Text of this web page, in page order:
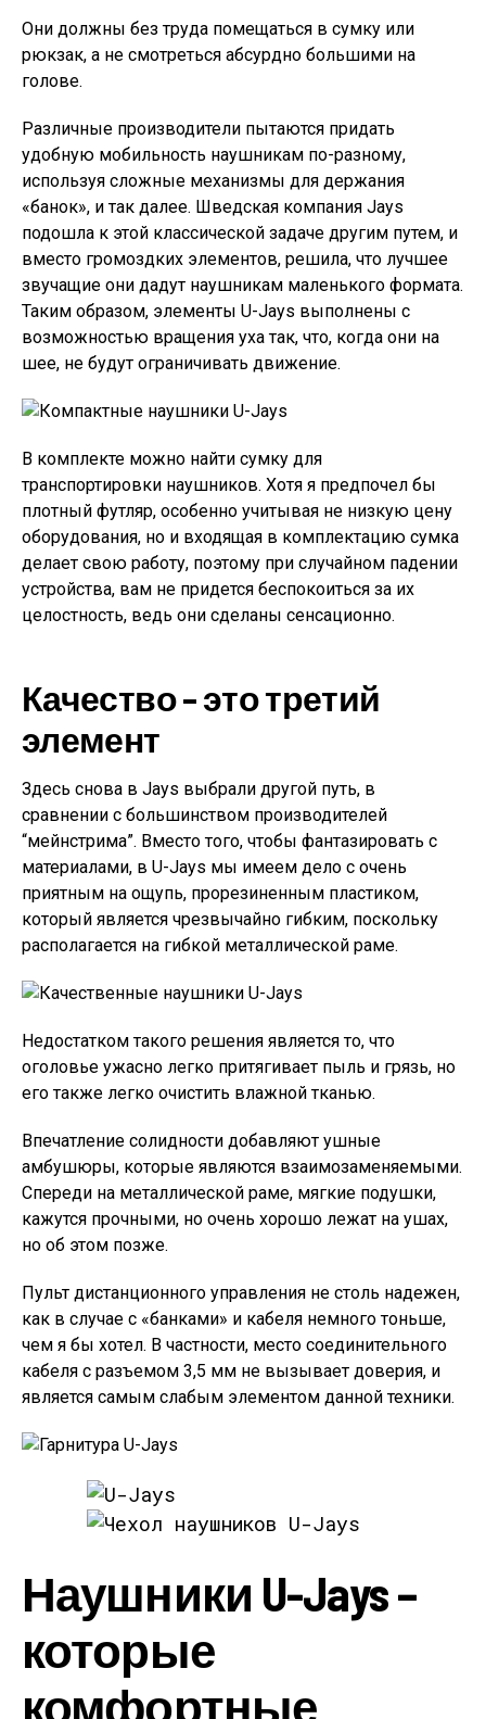
Они должны без труда помещаться в сумку или
рюкзак, а не смотреться абсурдно большими на
голове.
Различные производители пытаются придать
удобную мобильность наушникам по-разному,
используя сложные механизмы для держания
«банок», и так далее. Шведская компания Jays
подошла к этой классической задаче другим путем, и
вместо громоздких элементов, решила, что лучшее
звучащие они дадут наушникам маленького формата.
Таким образом, элементы U-Jays выполнены с
возможностью вращения уха так, что, когда они на
шее, не будут ограничивать движение.
В комплекте можно найти сумку для
транспортировки наушников. Хотя я предпочел бы
плотный футляр, особенно учитывая не низкую цену
оборудования, но и входящая в комплектацию сумка
делает свою работу, поэтому при случайном падении
устройства, вам не придется беспокоиться за их
целостность, ведь они сделаны сенсационно.
Качество – это третий
элемент
Здесь снова в Jays выбрали другой путь, в
сравнении с большинством производителей
“мейнстрима”. Вместо того, чтобы фантазировать с
материалами, в U-Jays мы имеем дело с очень
приятным на ощупь, прорезиненным пластиком,
который является чрезвычайно гибким, поскольку
располагается на гибкой металлической раме.
Недостатком такого решения является то, что
оголовье ужасно легко притягивает пыль и грязь, но
его также легко очистить влажной тканью.
Впечатление солидности добавляют ушные
амбушюры, которые являются взаимозаменяемыми.
Спереди на металлической раме, мягкие подушки,
кажутся прочными, но очень хорошо лежат на ушах,
но об этом позже.
Пульт дистанционного управления не столь надежен,
как в случае с «банками» и кабеля немного тоньше,
чем я бы хотел. В частности, место соединительного
кабеля с разъемом 3,5 мм не вызывает доверия, и
является самым слабым элементом данной техники.
Наушники U-Jays –
которые
комфортные